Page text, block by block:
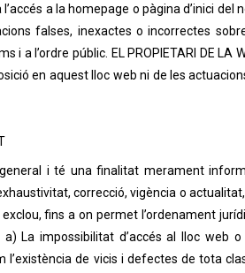
a la homepage o pàgina d’inici
falses, inexactes o incorrectes sobre
a l’ordre públic. EL PROPIETARI DE LA
en aquest lloc web ni de les
i té una finalitat merament
correcció, vigència o
exclou, fins a on permet l’ordenament
La impossibilitat d’accés al lloc web
de vicis i defectes de tota